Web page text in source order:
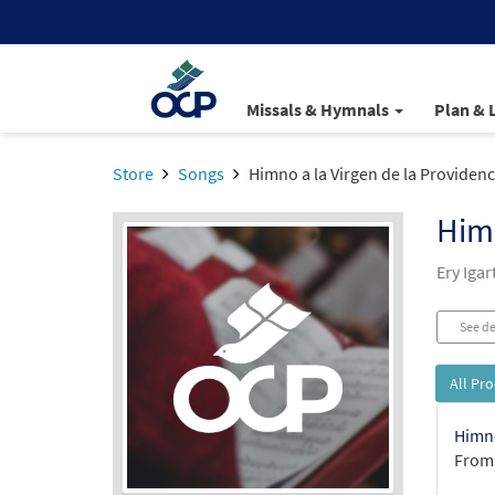
Missals & Hymnals Plan &
Store Songs Himno a la Virgen de la
Ery
See
All